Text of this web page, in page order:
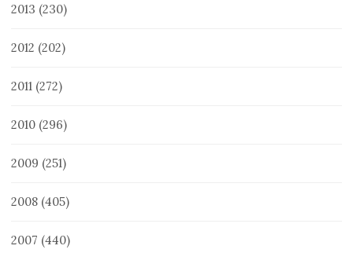
2013 (230)
2012 (202)
2011 (272)
2010 (296)
2009 (251)
2008 (405)
2007 (440)